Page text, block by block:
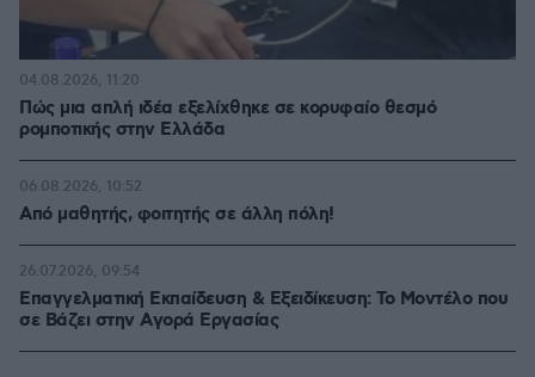
Πώς μια απλή ιδέα εξελίχθηκε σε κορυφαίο θεσμό
ρομποτικής στην Ελλάδα
04.08.2026, 11:20
Από μαθητής, φοιτητής σε άλλη πόλη!
06.08.2026, 10:52
Επαγγελματική Εκπαίδευση & Εξειδίκευση: Το Mοντέλο που
σε Bάζει στην Aγορά Eργασίας
26.07.2026, 09:54